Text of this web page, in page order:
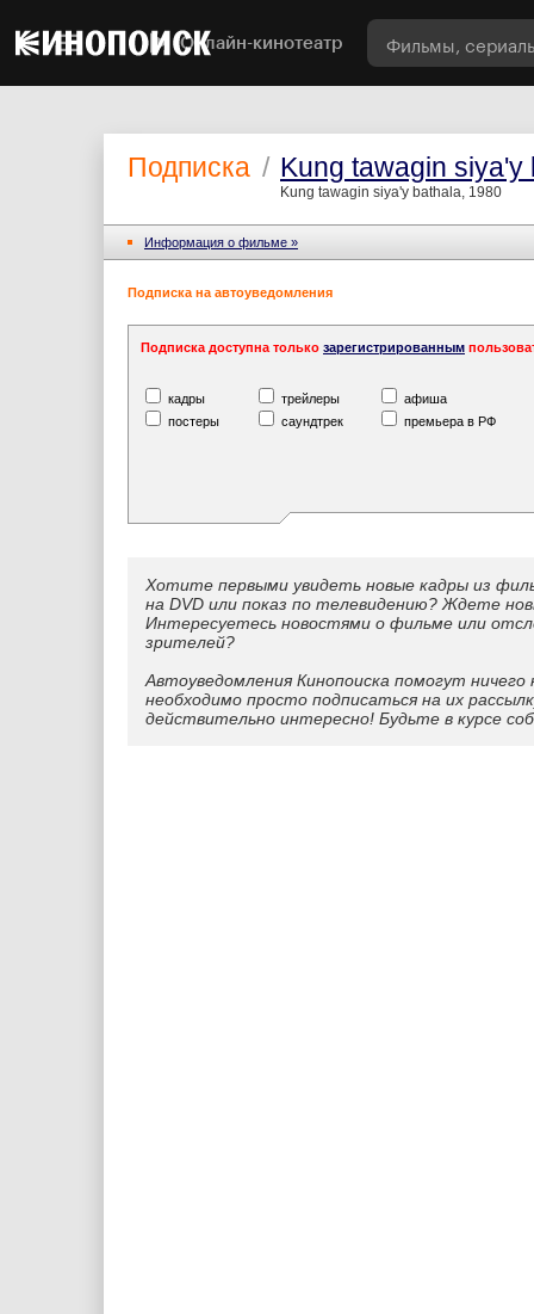
Онлайн-кинотеатр
Подписка / Kung tawagin siya'y
Kung tawagin siya'y bathala, 1980
Информация o фильме »
Подписка на автоуведомления
Подписка доступна только зарегистрированным
кадры трейлеры
афиша
постеры
саундтрек премьера в РФ
Хотите первыми увидеть новые кадры из
на DVD или показ по телевидению? Ждете
Интересуетесь новостями о фильме или
зрителей?
Автоуведомления Кинопоиска помогут
необходимо просто подписаться на их
действительно интересно! Будьте в курсе